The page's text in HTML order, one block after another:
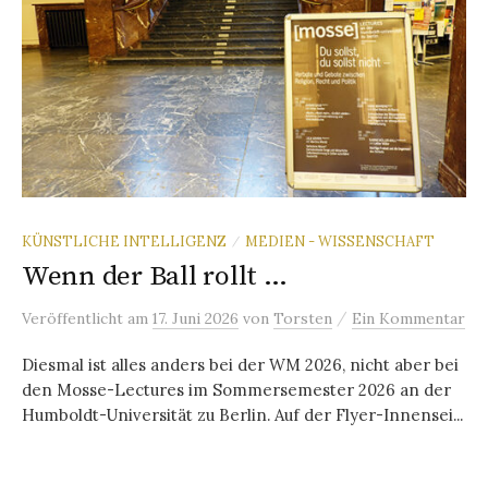
KÜNSTLICHE INTELLIGENZ / MEDIEN - WISSENSCHAFT
Wenn der Ball rollt …
Veröffentlicht am 17. Juni 2026 von Torsten / Ein Kommentar
Diesmal ist alles anders bei der WM 2026, nicht aber bei
den Mosse-Lectures im Sommersemester 2026 an der
Humboldt-Universität zu Berlin. Auf der Flyer-Innensei...